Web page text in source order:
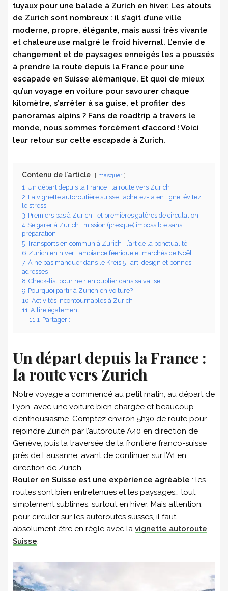
tuyaux pour une balade à Zurich en hiver. Les atouts
de Zurich sont nombreux : il s’agit d’une ville
moderne, propre, élégante, mais aussi très vivante
et chaleureuse malgré le froid hivernal. L’envie de
changement et de paysages enneigés les a poussés
à prendre la route depuis la France pour une
escapade en Suisse alémanique. Et quoi de mieux
qu’un voyage en voiture pour savourer chaque
kilomètre, s’arrêter à sa guise, et profiter des
panoramas alpins ? Fans de roadtrip à travers le
monde, nous sommes forcément d’accord ! Voici
leur retour sur cette escapade à Zurich.
Contenu de l'article masquer
1 Un départ depuis la France : la route vers Zurich
2 La vignette autoroutière suisse : achetez-la en ligne, évitez
le stress
3 Premiers pas à Zurich… et premières galères de circulation
4 Se garer à Zurich : mission (presque) impossible sans
préparation
5 Transports en commun à Zurich : l’art de la ponctualité
6 Zurich en hiver : ambiance féerique et marchés de Noël
7 À ne pas manquer dans le Kreis 5 : art, design et bonnes
adresses
8 Check-list pour ne rien oublier dans sa valise
9 Pourquoi partir à Zurich en voiture?
10 Activités incontournables à Zurich
11 A lire également
11.1 Partager :
Un départ depuis la France :
la route vers Zurich
Notre voyage a commencé au petit matin, au départ de
Lyon, avec une voiture bien chargée et beaucoup
d’enthousiasme. Comptez environ 5h30 de route pour
rejoindre Zurich par l’autoroute A40 en direction de
Genève, puis la traversée de la frontière franco-suisse
près de Lausanne, avant de continuer sur l’A1 en
direction de Zurich.
Rouler en Suisse est une expérience agréable : les
routes sont bien entretenues et les paysages… tout
simplement sublimes, surtout en hiver. Mais attention,
pour circuler sur les autoroutes suisses, il faut
absolument être en règle avec la vignette autoroute
Suisse.